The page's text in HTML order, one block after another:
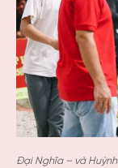
Đại Nghĩa – và